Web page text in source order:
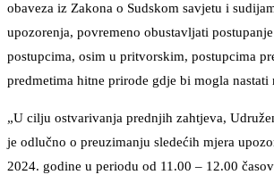
obaveza iz Zakona o Sudskom savjetu i
upozorenja, povremeno obustavljati
postupcima, osim u pritvorskim, postupcima
predmetima hitne prirode gdje bi mogla nastati
„U cilju ostvarivanja prednjih zahtjeva,
je odlučno o preuzimanju sledećih mjera
2024. godine u periodu od 11.00 – 12.00